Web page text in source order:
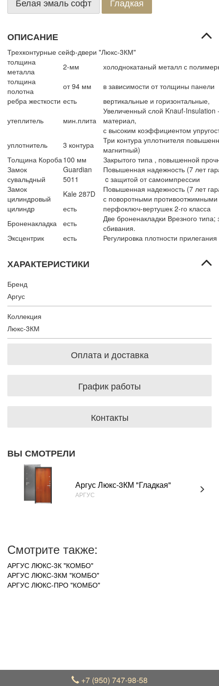
ОПИСАНИЕ
Трехконтурные сейф-двери "Люкс-3КМ"
толщина
металла
2-мм
холоднокатаный металл с
толщина
полотна
от 94 мм
в зависимости от толщины панели
ребра жесткости есть
вертикальные и горизонтальные,
утеплитель
мин.плита
Увеличенный слой Knauf-Insulation
материал,
с высоким коэффициентом
уплотнитель
3 контура
Три контура уплотнителя
магнитный)
Толщина Короба100 мм
Закрытого типа , повышенной
Замок
сувальдный
Guardian
5011
Повышенная надежность (7 лет
c защитой от самоимпрессии
Замок
цилиндровый
Kale 287D
Повышенная надежность (7 лет
с поворотными
цилиндр
есть
перфоключ-вертушек 2-го класса
Броненакладка
есть
Две броненакладки Врезного
сбивания.
Эксцентрик
есть Регулировка плотности прилегания
ХАРАКТЕРИСТИКИ
Бренд
Аргус
Коллекция
Люкс-3КМ
Оплата и доставка
График работы
Контакты
ВЫ СМОТРЕЛИ
Аргус Люкс-3КМ "Гладкая"
АРГУС
Смотрите также:
АРГУС ЛЮКС-3К "КОМБО"
АРГУС ЛЮКС-3КМ "КОМБО"
АРГУС ЛЮКС-ПРО "КОМБО"
+7 (950) 747-98-58